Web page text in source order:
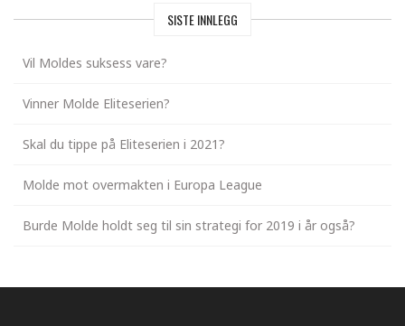
SISTE INNLEGG
Vil Moldes suksess vare?
Vinner Molde Eliteserien?
Skal du tippe på Eliteserien i 2021?
Molde mot overmakten i Europa League
Burde Molde holdt seg til sin strategi for 2019 i år også?